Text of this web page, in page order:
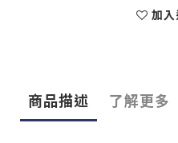
加
商品描述 了解更多